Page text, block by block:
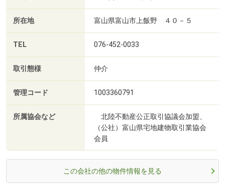
所在地 富山県富山市上飯野 ４０－５
TEL 076-452-0033
取引態様 仲介
管理コード 1003360791
所属協会など
北陸不動産公正取引協議会加盟、
（公社）富山県宅地建物取引業協会
会員
この会社の他の物件情報を見る